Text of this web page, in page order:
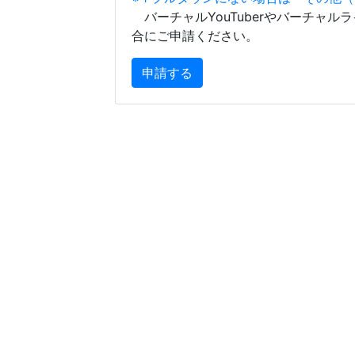
バーチャルYouTuberやバーチャル
合にご申請ください。
申請する